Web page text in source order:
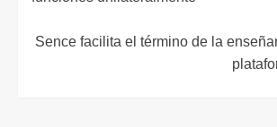
Sence facilita el término de la